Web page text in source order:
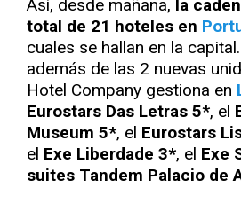
Así, desde mañana, la
total de 21 hoteles en
cuales se hallan en la
además de las 2 nuevas
Hotel Company gestiona en
Eurostars Das Letras 5*, el
Museum 5*, el Eurostars
el Exe Liberdade 3*, el Exe
suites Tandem Palacio de